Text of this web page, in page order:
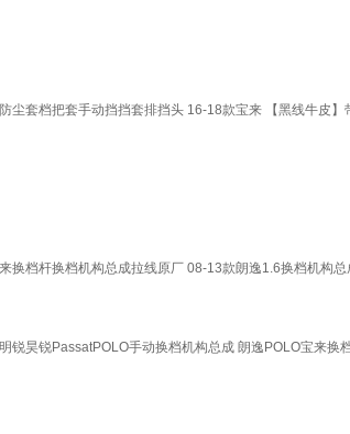
尘套档把套手动挡挡套排挡头 16-18款宝来 【黑线牛皮】
换档杆换档机构总成拉线原厂 08-13款朗逸1.6换档机构总
锐昊锐PassatPOLO手动换档机构总成 朗逸POLO宝来换